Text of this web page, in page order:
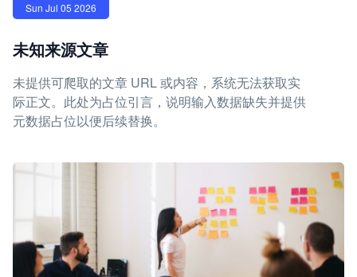
Sun Jul 05 2026
未知来源文章
未提供可爬取的文章 URL 或内容，系统无法获取实
际正文。此处为占位引言，说明输入数据缺失并提供
元数据占位以便后续替换。